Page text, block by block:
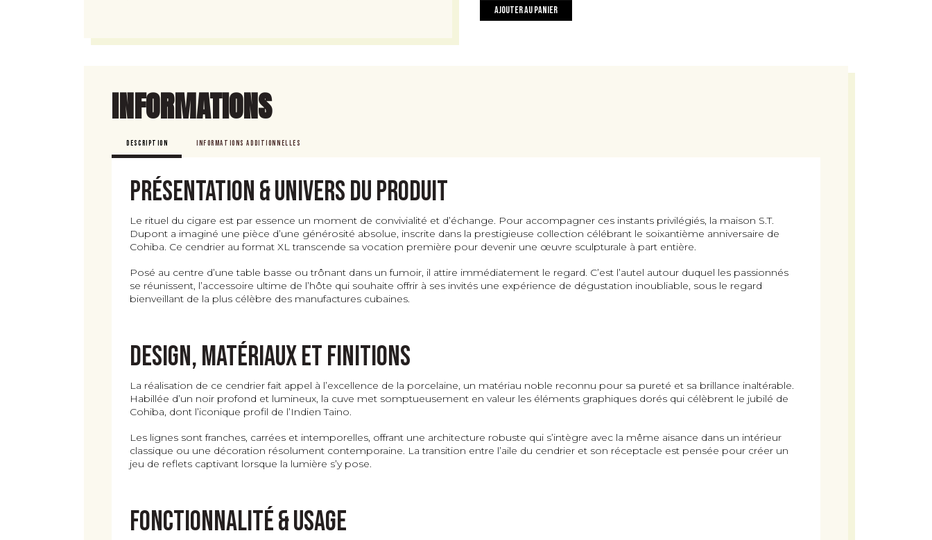
quantité
de
Ajouter au panier
INFORMATIONS
DESCRIPTION INFORMATIONS ADDITIONNELLES
Présentation & univers du produit
Le rituel du cigare est par essence un moment de convivialité et d’échange. Pour accompagner ces instants privilégiés, la maison S.T.
Dupont a imaginé une pièce d’une générosité absolue, inscrite dans la prestigieuse collection célébrant le soixantième anniversaire de
Cohiba. Ce cendrier au format XL transcende sa vocation première pour devenir une œuvre sculpturale à part entière.
Posé au centre d’une table basse ou trônant dans un fumoir, il attire immédiatement le regard. C’est l’autel autour duquel les passionnés
se réunissent, l’accessoire ultime de l’hôte qui souhaite offrir à ses invités une expérience de dégustation inoubliable, sous le regard
bienveillant de la plus célèbre des manufactures cubaines.
Design, matériaux et finitions
La réalisation de ce cendrier fait appel à l’excellence de la porcelaine, un matériau noble reconnu pour sa pureté et sa brillance inaltérable.
Habillée d’un noir profond et lumineux, la cuve met somptueusement en valeur les éléments graphiques dorés qui célèbrent le jubilé de
Cohiba, dont l’iconique profil de l’Indien Taino.
Les lignes sont franches, carrées et intemporelles, offrant une architecture robuste qui s’intègre avec la même aisance dans un intérieur
classique ou une décoration résolument contemporaine. La transition entre l’aile du cendrier et son réceptacle est pensée pour créer un
jeu de reflets captivant lorsque la lumière s’y pose.
Fonctionnalité & usage